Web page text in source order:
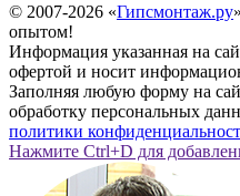
© 2007-2026 «Гипсмонтаж.ру
опытом!
Информация указанная на
офертой и носит
Заполняя любую форму на
обработку персональных
политики
Нажмите Ctrl+D для